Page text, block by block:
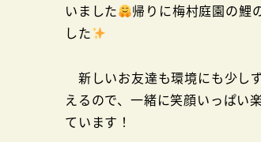
いました
帰りに梅村庭園の鯉
した
新しいお友達も環境にも少し
えるので、一緒に笑顔いっぱい
ています！